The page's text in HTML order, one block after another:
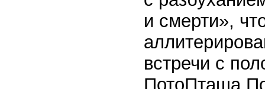
и смерти»,
встречи с
ПотоПташа